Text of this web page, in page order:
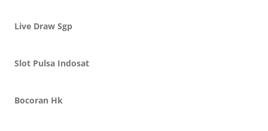
Live Draw Sgp
Slot Pulsa Indosat
Bocoran Hk